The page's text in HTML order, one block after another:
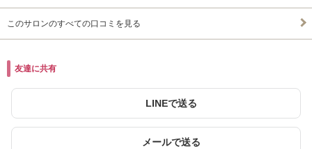
このサロンのすべての口コミを見る
友達に共有
LINEで送る
メールで送る